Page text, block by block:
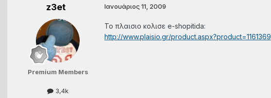
z3et
Premium Members
3,4k
Ιανουάριος 11, 2009
Το πλαισιο κολισε e-shopitida:
http://www.plaisio.gr/product.aspx?product=1161369